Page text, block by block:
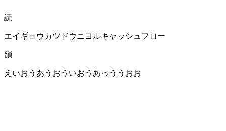
読
エイギョウカツドウニヨルキャッシュフロー
韻
えいおうあうおういおうあっううおお